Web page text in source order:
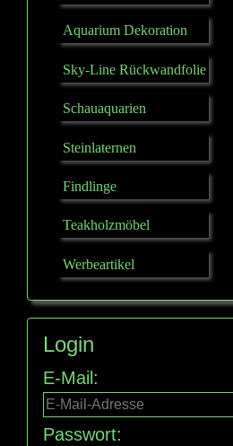
Aquarium Dekoration
Sky-Line Rückwandfolie
Schauaquarien
Steinlaternen
Findlinge
Teakholzmöbel
Werbeartikel
Login
E-Mail:
Passwort: